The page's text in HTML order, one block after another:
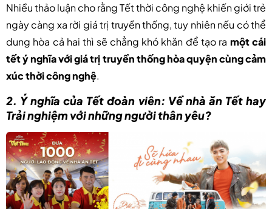
Nhiều thảo luận cho rằng Tết thời công nghệ khiến giới trẻ
ngày càng xa rời giá trị truyền thống, tuy nhiên nếu có thể
dung hòa cả hai thì sẽ chẳng khó khăn để tạo ra một cái
tết ý nghĩa với giá trị truyền thống hòa quyện cùng cảm
xúc thời công nghệ.
2. Ý nghĩa của Tết đoàn viên: Về nhà ăn Tết hay
Trải nghiệm với những người thân yêu?